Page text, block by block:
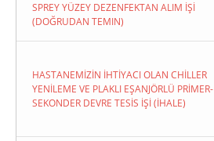
SPREY YÜZEY DEZENFEKTAN ALIM İŞİ
(DOĞRUDAN TEMIN)
HASTANEMİZİN İHTİYACI OLAN CHİLLER
YENİLEME VE PLAKLI EŞANJÖRLÜ PRİMER-
SEKONDER DEVRE TESİS İŞİ (İHALE)